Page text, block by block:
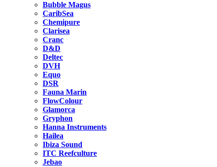
Bubble Magus
CaribSea
Chemipure
Clarisea
Cranc
D&D
Deltec
DVH
Equo
DSR
Fauna Marin
FlowColour
Glamorca
Gryphon
Hanna Instruments
Hailea
Ibiza Sound
ITC Reefculture
Jebao